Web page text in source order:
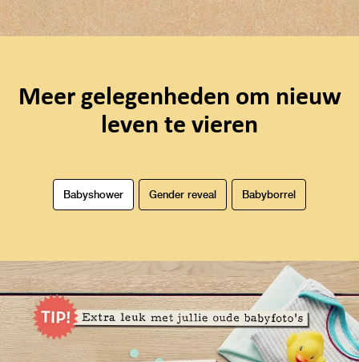
Meer gelegenheden om nieuw
leven te vieren
Babyshower Gender reveal Babyborrel